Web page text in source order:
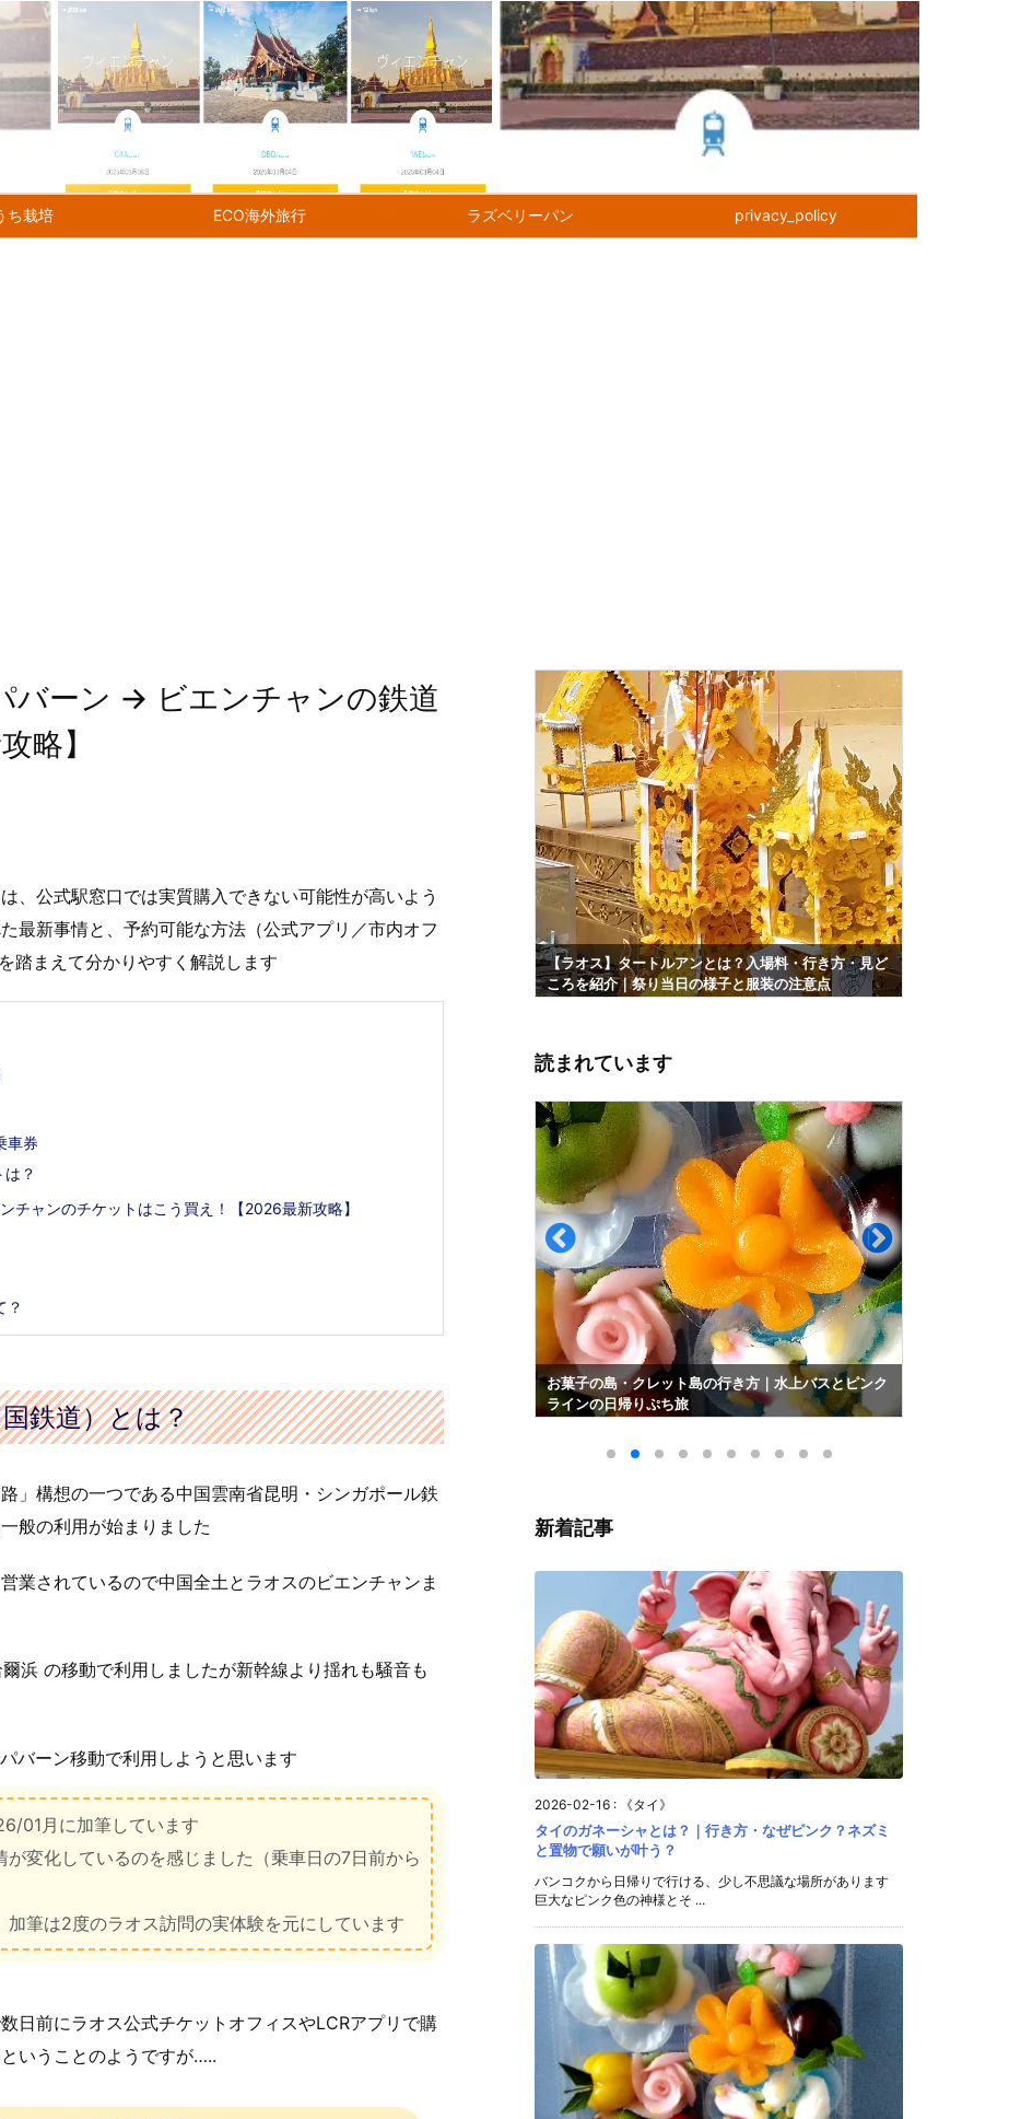
ち栽培 ECO海外旅行 ラズベリーパン privacy_policy
バーン → ビエンチャンの鉄道
略】
、公式駅窓口では実質購入できない可能性が高いよう
最新事情と、予約可能な方法（公式アプリ／市内オフ
踏まえて分かりやすく解説します
車券
？
チャンのチケットはこう買え！【2026最新攻略】
？
鉄道）とは？
」構想の一つである中国雲南省昆明・シンガポール鉄
般の利用が始まりました
業されているので中国全土とラオスのビエンチャンま
浜 の移動で利用しましたが新幹線より揺れも騒音も
バーン移動で利用しようと思います
01月に加筆しています
が変化しているのを感じました（乗車日の7日前から
加筆は2度のラオス訪問の実体験を元にしています
日前にラオス公式チケットオフィスやLCRアプリで購
いうことのようですが…..
際に歩いて感じた
【ラオス】タートルアンとは？入場料・行き方・見ど
パトゥーサイとは？ビエンチャンの凱旋門を写真つき
レビュー｜入場料となぜ建てられたのか
読まれています
表
ミと置物で願いが叶う？
お菓子の島・クレット島の行き方｜水上バスとピンク
ラインの日帰りぷち旅
新着記事
2026-02-16 : 《タイ》
タイのガネーシャとは？｜行き方・なぜピンク？ネズミ
と置物で願いが叶う？
バンコクから日帰りで行ける、少し不思議な場所があります
巨大なピンク色の神様とそ ...